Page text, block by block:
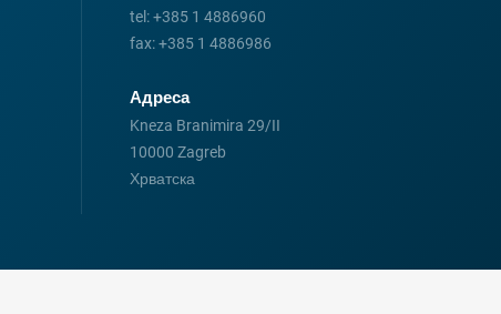
tel:+385 1 4886960
fax:+385 1 4886986
Адреса
Kneza Branimira 29/II
10000 Zagreb
Хрватска